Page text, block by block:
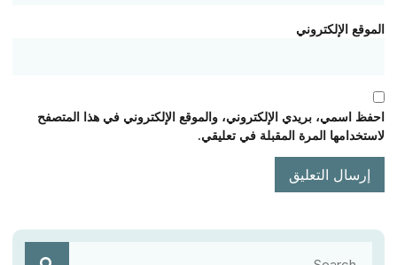
الموقع الإلكتروني
احفظ اسمي، بريدي الإلكتروني، والموقع الإلكتروني في هذا المتصفح
لاستخدامها المرة المقبلة في تعليقي.